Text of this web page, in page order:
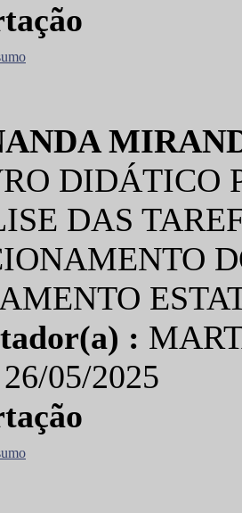
DIDÁTICO
DAS
:
26/05/2025